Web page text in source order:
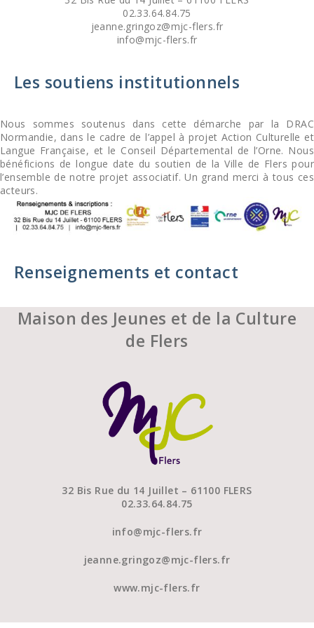
02.33.64.84.75
jeanne.gringoz@mjc-flers.fr
info@mjc-flers.fr
Les soutiens institutionnels
Nous sommes soutenus dans cette démarche par la DRAC
Normandie, dans le cadre de l’appel à projet Action Culturelle et
Langue Française, et le Conseil Départemental de l’Orne. Nous
bénéficions de longue date du soutien de la Ville de Flers pour
l’ensemble de notre projet associatif. Un grand merci à tous ces
acteurs.
Renseignements et contact
Maison des Jeunes et de la Culture
de Flers
32 Bis Rue du 14 Juillet – 61100 FLERS
02.33.64.84.75
info@mjc-flers.fr
jeanne.gringoz@mjc-flers.fr
www.mjc-flers.fr